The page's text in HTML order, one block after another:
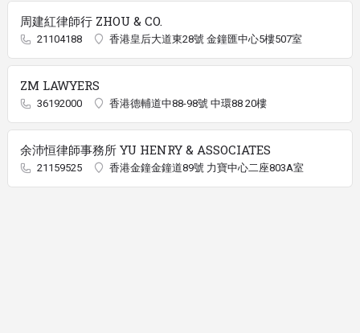
周建紅律師行 ZHOU & CO.
21104188 香港皇后大道東28號 金鐘匯中心5樓507室
ZM LAWYERS
36192000 香港德輔道中88-98號 中環88 20樓
余沛恒律師事務所 YU HENRY & ASSOCIATES
21159525 香港金鐘金鐘道89號 力寶中心二座803A室